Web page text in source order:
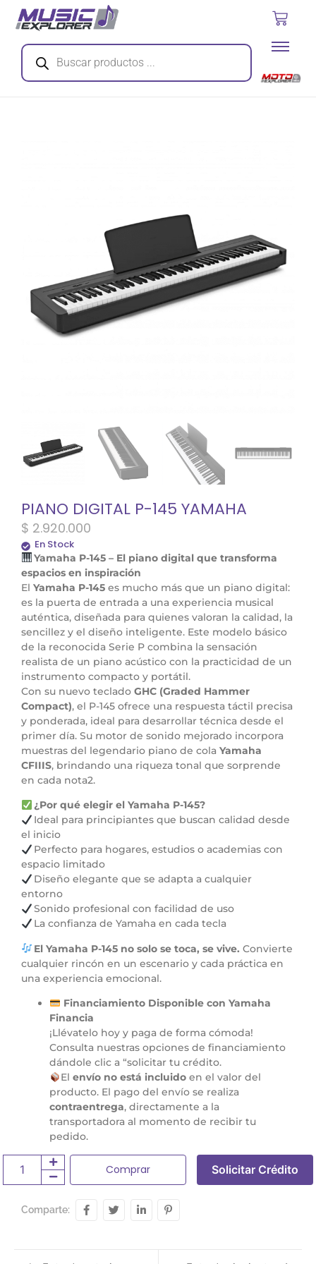
PIANO DIGITAL P-145 YAMAHA
$ 2.920.000
En Stock
Yamaha P-145 – El piano digital que transforma
espacios en inspiración
El Yamaha P-145 es mucho más que un piano digital:
es la puerta de entrada a una experiencia musical
auténtica, diseñada para quienes valoran la calidad, la
sencillez y el diseño inteligente. Este modelo básico
de la reconocida Serie P combina la sensación
realista de un piano acústico con la practicidad de un
instrumento compacto y portátil.
Con su nuevo teclado GHC (Graded Hammer
Compact), el P-145 ofrece una respuesta táctil precisa
y ponderada, ideal para desarrollar técnica desde el
primer día. Su motor de sonido mejorado incorpora
muestras del legendario piano de cola Yamaha
CFIIIS, brindando una riqueza tonal que sorprende
en cada nota2.
¿Por qué elegir el Yamaha P-145?
Ideal para principiantes que buscan calidad desde
el inicio
Perfecto para hogares, estudios o academias con
espacio limitado
Diseño elegante que se adapta a cualquier
entorno
Sonido profesional con facilidad de uso
La confianza de Yamaha en cada tecla
El Yamaha P-145 no solo se toca, se vive. Convierte
cualquier rincón en un escenario y cada práctica en
una experiencia emocional.
Financiamiento Disponible con Yamaha
Financia
¡Llévatelo hoy y paga de forma cómoda!
Consulta nuestras opciones de financiamiento
dándole clic a “solicitar tu crédito.
El envío no está incluidoen el valor del
producto. El pago del envío se realiza
contraentrega, directamente a la
transportadora al momento de recibir tu
pedido.
Comprar Solicitar Crédito
Comparte: